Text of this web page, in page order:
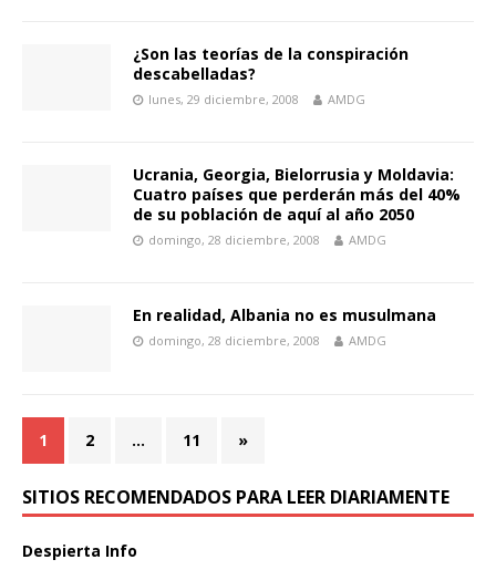
¿Son las teorías de la conspiración
descabelladas?
lunes, 29 diciembre, 2008 AMDG
Ucrania, Georgia, Bielorrusia y Moldavia:
Cuatro países que perderán más del 40%
de su población de aquí al año 2050
domingo, 28 diciembre, 2008 AMDG
En realidad, Albania no es musulmana
domingo, 28 diciembre, 2008 AMDG
1 2 … 11 »
SITIOS RECOMENDADOS PARA LEER DIARIAMENTE
Despierta Info